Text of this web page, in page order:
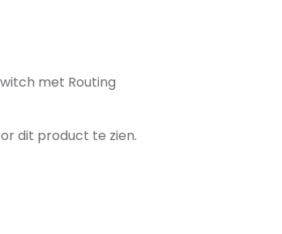
met Routing
dit product te zien.